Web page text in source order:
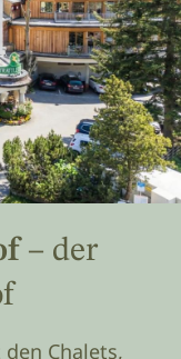
– der
Chalets,